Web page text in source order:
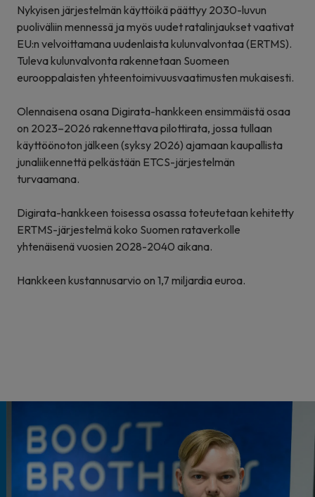
Nykyisen järjestelmän käyttöikä päättyy 2030-luvun
puoliväliin mennessä ja myös uudet ratalinjaukset vaativat
EU:n velvoittamana uudenlaista kulunvalvontaa (ERTMS).
Tuleva kulunvalvonta rakennetaan Suomeen
eurooppalaisten yhteentoimivuusvaatimusten mukaisesti.
Olennaisena osana Digirata-hankkeen ensimmäistä osaa
on 2023–2026 rakennettava pilottirata, jossa tullaan
käyttöönoton jälkeen (syksy 2026) ajamaan kaupallista
junaliikennettä pelkästään ETCS-järjestelmän
turvaamana.
Digirata-hankkeen toisessa osassa toteutetaan kehitetty
ERTMS-järjestelmä koko Suomen rataverkolle
yhtenäisenä vuosien 2028-2040 aikana.
Hankkeen kustannusarvio on 1,7 miljardia euroa.